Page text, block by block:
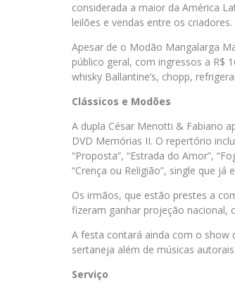
considerada a maior da América
leilões e vendas entre os criadores.
Apesar de o Modão Mangalarga
público geral, com ingressos a R$
whisky Ballantine’s, chopp,
Clássicos e Modões
A dupla César Menotti & Fabiano
DVD Memórias II. O repertório
“Proposta”, “Estrada do Amor”,
“Crença ou Religião”, single que já
Os irmãos, que estão prestes a
fizeram ganhar projeção nacional,
A festa contará ainda com o show
sertaneja além de músicas autorais.
Serviço